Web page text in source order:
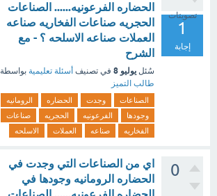
تصويتات
1
إجابة
الحضاره الفرعونيه...... الصناعات
الحجريه صناعات الفخاريه صناعه
العملات صناعه الاسلحه ؟ - مع
الشرح
سُئل يوليو 8 في تصنيف أسئلة تعليمية بواسطة
طالب التميز
الصناعات وجدت الحضاره
الرومانيه
وجودها
الفرعونيه الحجريه
صناعات
الفخاريه
صناعه العملات الاسلحه
0
اي من الصناعات التي وجدت في
الحضاره الرومانيه وجودها في